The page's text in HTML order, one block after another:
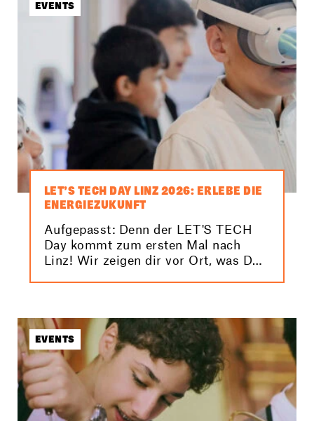
EVENTS
LET’S TECH DAY LINZ 2026: ERLEBE DIE
ENERGIEZUKUNFT
Aufgepasst: Denn der LET'S TECH
Day kommt zum ersten Mal nach
Linz! Wir zeigen dir vor Ort, was DU
EVENTS